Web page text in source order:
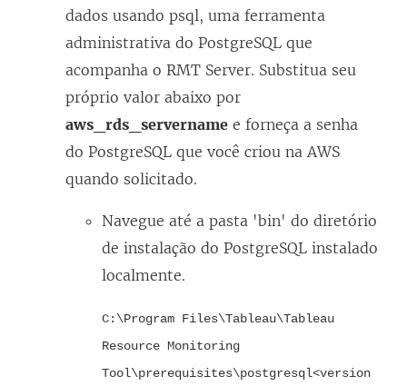
dados usando psql, uma ferramenta
administrativa do PostgreSQL que
acompanha o RMT Server. Substitua seu
próprio valor abaixo por
aws_rds_servername e forneça a senha
do PostgreSQL que você criou na AWS
quando solicitado.
Navegue até a pasta 'bin' do diretório
de instalação do PostgreSQL instalado
localmente.
C:\Program Files\Tableau\Tableau
Resource Monitoring
Tool\prerequisites\postgresql<version